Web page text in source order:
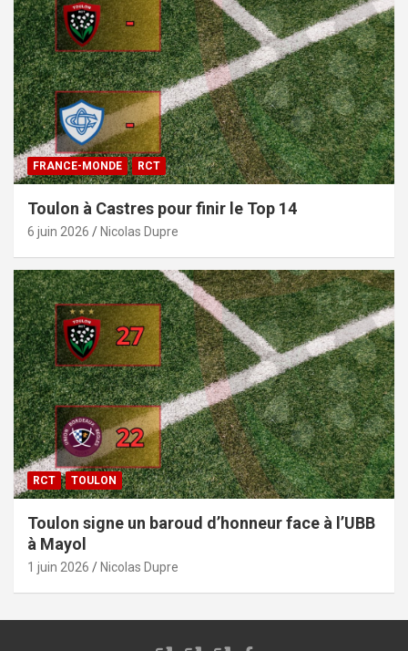
FRANCE-MONDE RCT
Toulon à Castres pour finir le Top 14
6 juin 2026 Nicolas Dupre
RCT TOULON
Toulon signe un baroud d’honneur face à l’UBB
à Mayol
1 juin 2026 Nicolas Dupre